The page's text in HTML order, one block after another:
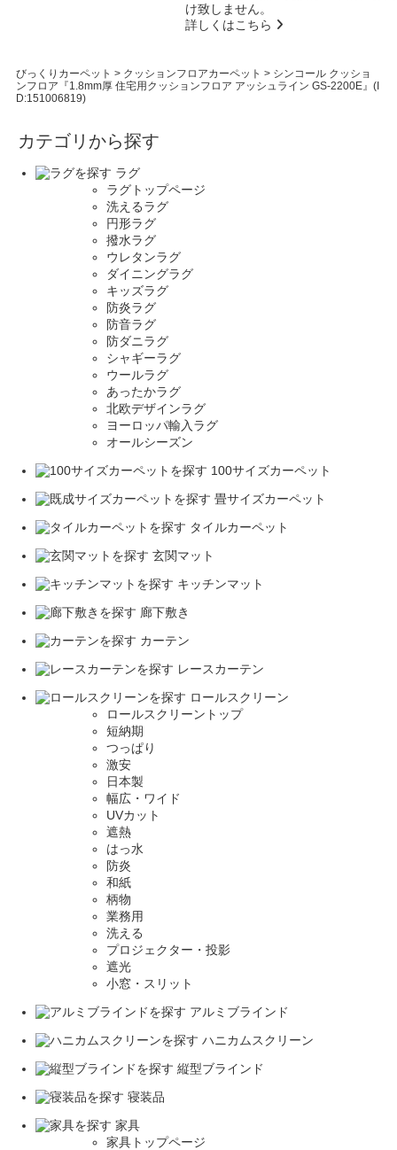
け致しません。
詳しくはこちら
びっくりカーペット > クッションフロアカーペット > シンコール クッショ
ンフロア『1.8mm厚 住宅用クッションフロア アッシュライン GS-2200E』(I
D:151006819)
カテゴリから探す
ラグ
ラグトップページ
洗えるラグ
円形ラグ
撥水ラグ
ウレタンラグ
ダイニングラグ
キッズラグ
防炎ラグ
防音ラグ
防ダニラグ
シャギーラグ
ウールラグ
あったかラグ
北欧デザインラグ
ヨーロッパ輸入ラグ
オールシーズン
100サイズカーペット
畳サイズカーペット
タイルカーペット
玄関マット
キッチンマット
廊下敷き
カーテン
レースカーテン
ロールスクリーン
ロールスクリーントップ
短納期
つっぱり
激安
日本製
幅広・ワイド
UVカット
遮熱
はっ水
防炎
和紙
柄物
業務用
洗える
プロジェクター・投影
遮光
小窓・スリット
アルミブラインド
ハニカムスクリーン
縦型ブラインド
寝装品
家具
家具トップページ